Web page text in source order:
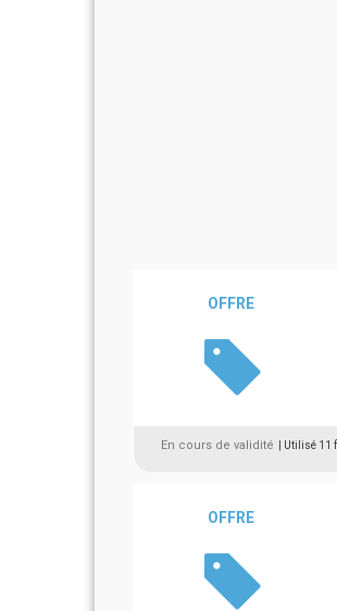
OFFRE
En cours de validité | Utilisé 11
OFFRE